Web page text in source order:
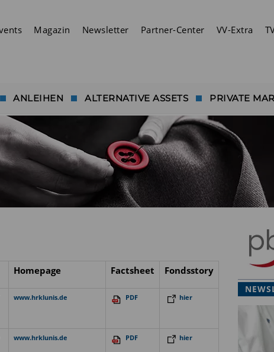
Magazin Newsletter Partner-Center VV-Extra
ANLEIHEN ALTERNATIVE ASSETS PRIVATE
Homepage Factsheet Fondsstory
www.hrklunis.de PDF hier
www.hrklunis.de PDF hier